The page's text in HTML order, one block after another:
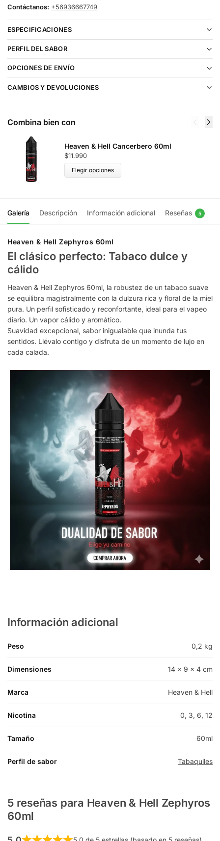
Contáctanos: +56936667749
ESPECIFICACIONES
PERFIL DEL SABOR
OPCIONES DE ENVÍO
CAMBIOS Y DEVOLUCIONES
Combina bien con
Heaven & Hell Cancerbero 60ml
$11.990
Elegir opciones
Galería Descripción Información adicional Reseñas 5
Heaven & Hell Zephyros 60ml
El clásico perfecto: Tabaco dulce y
cálido
Heaven & Hell Zephyros 60ml, la robustez de un tabaco suave
se equilibra magistralmente con la dulzura rica y floral de la miel
pura. Un perfil sofisticado y reconfortante, ideal para el vapeo
diario. Un vapor cálido y aromático.
Suavidad excepcional, sabor inigualable que inunda tus
sentidos. Llévalo contigo y disfruta de un momento de lujo en
cada calada.
Información adicional
Peso 0,2 kg
Dimensiones 14 × 9 × 4 cm
Marca Heaven & Hell
Nicotina 0, 3, 6, 12
Tamaño 60ml
Perfil de sabor Tabaquiles
5 reseñas para Heaven & Hell Zephyros
60ml